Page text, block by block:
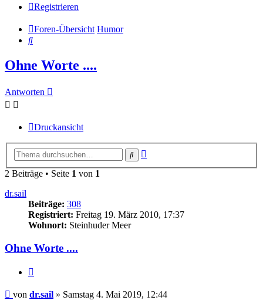
Registrieren
Foren-Übersicht Humor
Suche
Ohne Worte ....
Antworten
Druckansicht
Suche
2 Beiträge • Seite 1 von 1
dr.sail
Beiträge: 308
Registriert: Freitag 19. März 2010, 17:37
Wohnort: Steinhuder Meer
Ohne Worte ....
Beitrag
von dr.sail » Samstag 4. Mai 2019, 12:44